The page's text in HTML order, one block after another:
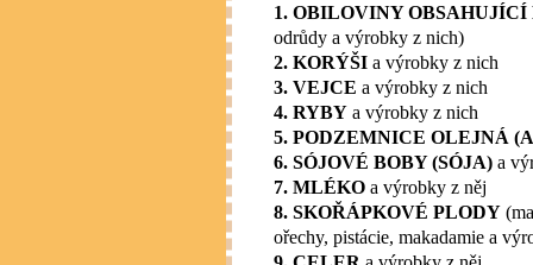
1. OBILOVINY OBSAHUJÍCÍ
odrůdy a výrobky z nich)
2. KORÝŠI a výrobky z nich
3. VEJCE a výrobky z nich
4. RYBY a výrobky z nich
5. PODZEMNICE OLEJNÁ
6. SÓJOVÉ BOBY (SÓJA) a
7. MLÉKO a výrobky z něj
8. SKOŘÁPKOVÉ PLODY
ořechy, pistácie, makadamie a